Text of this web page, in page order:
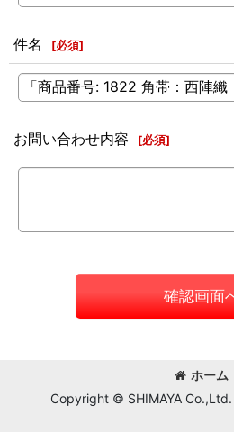
件名 [必須]
お問い合わせ内容 [必須]
確認画面
ホーム
Copyright © SHIMAYA